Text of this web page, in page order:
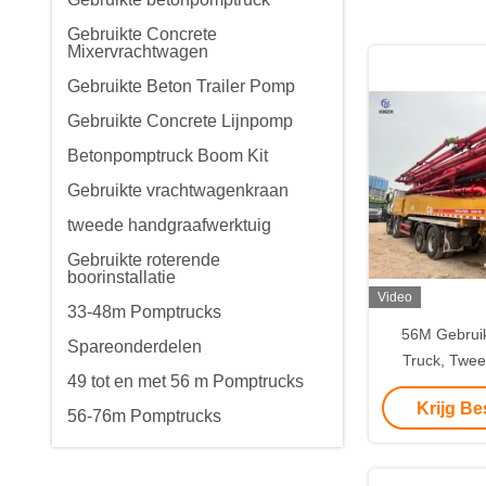
Gebruikte Concrete
Mixervrachtwagen
Gebruikte Beton Trailer Pomp
Gebruikte Concrete Lijnpomp
Betonpomptruck Boom Kit
Gebruikte vrachtwagenkraan
tweede handgraafwerktuig
Gebruikte roterende
boorinstallatie
33-48m Pomptrucks
Spareonderdelen
49 tot en met 56 m Pomptrucks
56-76m Pomptrucks
Video
56M
Truck,
Pomp Truck
Arocs
Krijg